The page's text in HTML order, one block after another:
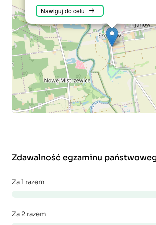
Nawiguj do celu
Zdawalność egzaminu
Za 1 razem
Za 2 razem